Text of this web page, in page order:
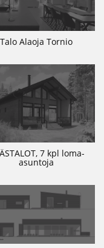
Talo Alaoja Tornio
7 kpl loma-
asuntoja